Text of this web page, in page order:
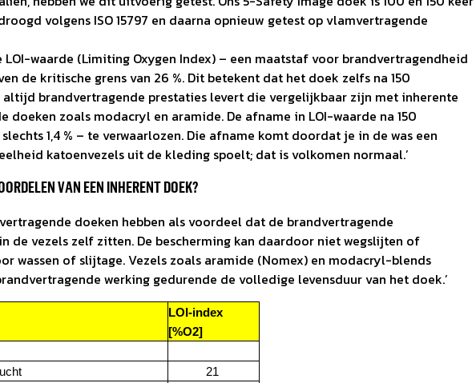
volgens ISO 15797 en daarna opnieuw getest op vlamvertragende
LOI-waarde (Limiting Oxygen Index) – een maatstaf voor brandvertragendheid
de kritische grens van 26 %. Dit betekent dat het doek zelfs na 150
altijd brandvertragende prestaties levert die vergelijkbaar zijn met inherente
doeken zoals modacryl en aramide. De afname in LOI-waarde na 150
1,4 % – te verwaarlozen. Die afname komt doordat je in de was een
katoenvezels uit de kleding spoelt; dat is volkomen normaal.’
VAN EEN INHERENT DOEK?
doeken hebben als voordeel dat de brandvertragende
de vezels zelf zitten. De bescherming kan daardoor niet wegslijten of
wassen of slijtage. Vezels zoals aramide (Nomex) en modacryl-blends
werking gedurende de volledige levensduur van het doek.’
LOI-index
[%O2]
21